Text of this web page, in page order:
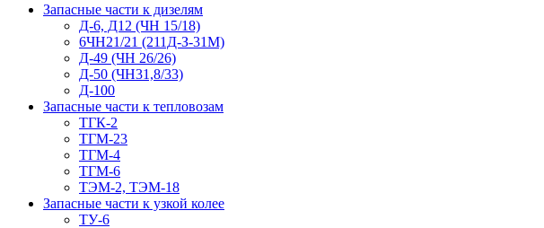
Запасные части к дизелям
Д-6, Д12 (ЧН 15/18)
6ЧН21/21 (211Д-З-31М)
Д-49 (ЧН 26/26)
Д-50 (ЧН31,8/33)
Д-100
Запасные части к тепловозам
ТГК-2
ТГМ-23
ТГМ-4
ТГМ-6
ТЭМ-2, ТЭМ-18
Запасные части к узкой колее
ТУ-6